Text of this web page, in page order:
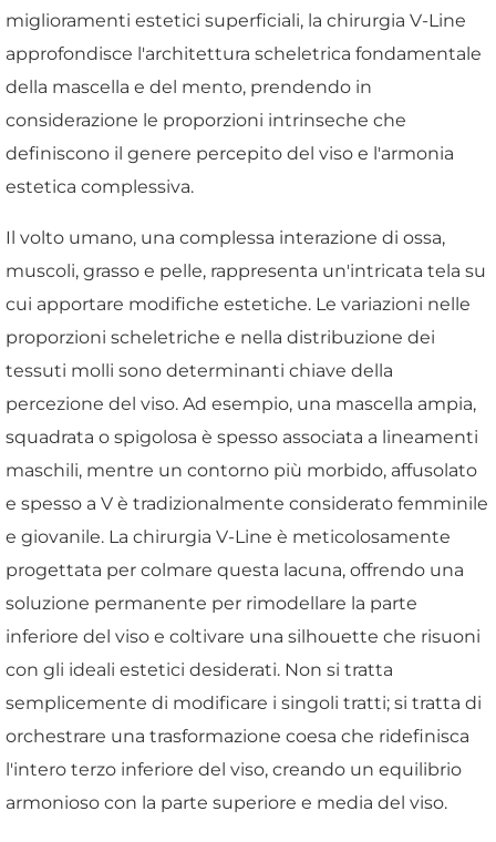
miglioramenti estetici superficiali, la chirurgia V-Line
approfondisce l'architettura scheletrica fondamentale
della mascella e del mento, prendendo in
considerazione le proporzioni intrinseche che
definiscono il genere percepito del viso e l'armonia
estetica complessiva.
Il volto umano, una complessa interazione di ossa,
muscoli, grasso e pelle, rappresenta un'intricata tela su
cui apportare modifiche estetiche. Le variazioni nelle
proporzioni scheletriche e nella distribuzione dei
tessuti molli sono determinanti chiave della
percezione del viso. Ad esempio, una mascella ampia,
squadrata o spigolosa è spesso associata a lineamenti
maschili, mentre un contorno più morbido, affusolato
e spesso a V è tradizionalmente considerato femminile
e giovanile. La chirurgia V-Line è meticolosamente
progettata per colmare questa lacuna, offrendo una
soluzione permanente per rimodellare la parte
inferiore del viso e coltivare una silhouette che risuoni
con gli ideali estetici desiderati. Non si tratta
semplicemente di modificare i singoli tratti; si tratta di
orchestrare una trasformazione coesa che ridefinisca
l'intero terzo inferiore del viso, creando un equilibrio
armonioso con la parte superiore e media del viso.